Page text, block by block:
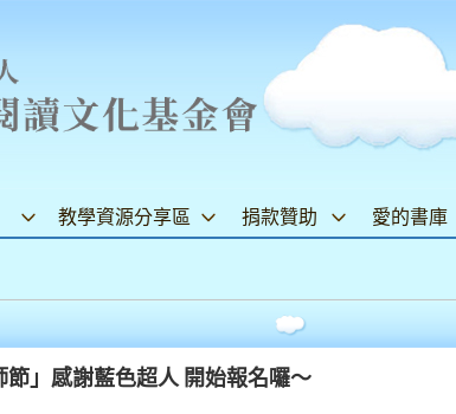
教學資源分享區 捐款贊助 愛的書庫
節」感謝藍色超人 開始報名囉～